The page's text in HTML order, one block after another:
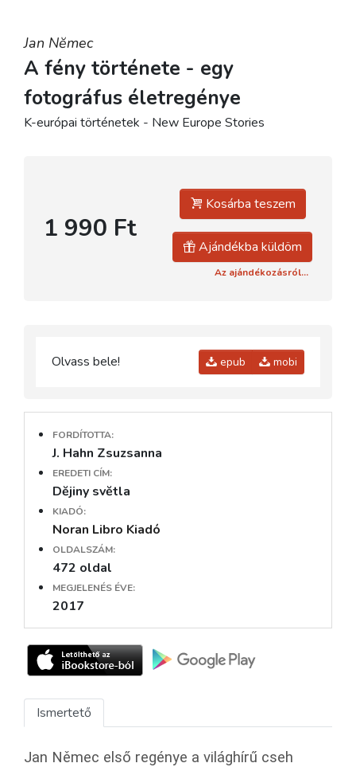
Jan Nĕmec
A fény története - egy
fotográfus életregénye
K-európai történetek - New Europe Stories
1 990 Ft
Kosárba teszem
Ajándékba küldöm
Az ajándékozásról...
Olvass bele! epub mobi
FORDÍTOTTA:
J. Hahn Zsuzsanna
EREDETI CÍM:
Dĕjiny svĕtla
KIADÓ:
Noran Libro Kiadó
OLDALSZÁM:
472 oldal
MEGJELENÉS ÉVE:
2017
Ismertető
Jan Němec első regénye a világhírű cseh